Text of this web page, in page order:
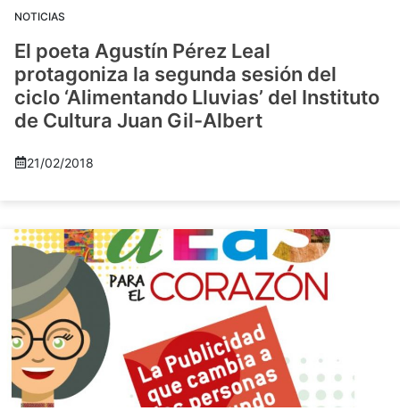
NOTICIAS
El poeta Agustín Pérez Leal
protagoniza la segunda sesión del
ciclo ‘Alimentando Lluvias’ del Instituto
de Cultura Juan Gil-Albert
21/02/2018